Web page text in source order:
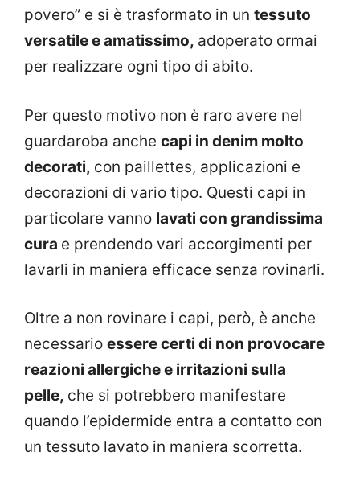
povero” e si è trasformato in un tessuto
versatile e amatissimo, adoperato ormai
per realizzare ogni tipo di abito.
Per questo motivo non è raro avere nel
guardaroba anche capi in denim molto
decorati, con paillettes, applicazioni e
decorazioni di vario tipo. Questi capi in
particolare vanno lavati con grandissima
cura e prendendo vari accorgimenti per
lavarli in maniera efficace senza rovinarli.
Oltre a non rovinare i capi, però, è anche
necessario essere certi di non provocare
reazioni allergiche e irritazioni sulla
pelle, che si potrebbero manifestare
quando l’epidermide entra a contatto con
un tessuto lavato in maniera scorretta.